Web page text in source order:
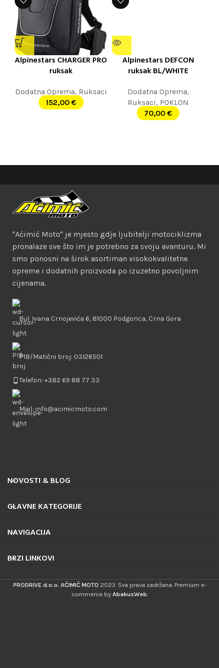
Alpinestars CHARGER PRO
ruksak
Dodatna Oprema, Ruksaci
152,00 €
Alpinestars DEFCON
ruksak BL/WHITE
Dodatna Oprema,
Ruksaci, POKLON
70,00 €
"Aćimić Moto" je mjesto gdje ljubitelji motociklizma
pronalaze sve što im je potrebno za svoju avanturu. Mi
smo ponosni na širok asortiman visokokvalitetne
opreme i dodatnih proizvoda po izuzetno povoljnim
cijenama.
Bul. Ivana Crnojevića 6, 81000 Podgorica, Crna Gora
PIB/Matični broj: 03126501
Telefon: +382 69 88 77 33
Mail: info@acimicmoto.com
NOVOSTI & BLOG
GLAVNE KATEGORIJE
NAVIGACIJA
BRZI LINKOVI
PRODRIVE d.o.o. AĆIMIĆ MOTO 2023. Sva prava zadržana. Premium e-
commerce by AbakusWeb